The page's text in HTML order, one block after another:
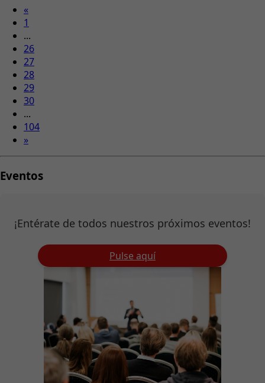
«
1
...
26
27
28
29
30
...
104
»
Eventos
¡Entérate de todos nuestros próximos eventos!
Pulse aquí